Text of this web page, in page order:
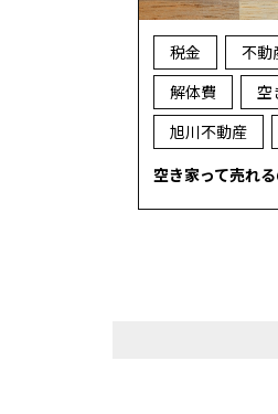
税金 不動
解体費
空
旭川不動産
空き家って売れ